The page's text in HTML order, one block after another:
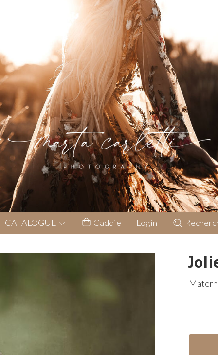
CATALOGUE Caddie Login